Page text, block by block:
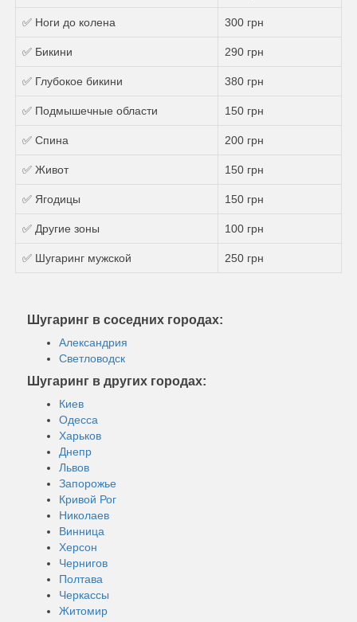
✅ Ноги до колена 300 грн
✅ Бикини 290 грн
✅ Глубокое бикини 380 грн
✅ Подмышечные области 150 грн
✅ Спина 200 грн
✅ Живот 150 грн
✅ Ягодицы 150 грн
✅ Другие зоны 100 грн
✅ Шугаринг мужской 250 грн
Шугаринг в соседних городах:
Александрия
Светловодск
Шугаринг в других городах:
Киев
Одесса
Харьков
Днепр
Львов
Запорожье
Кривой Рог
Николаев
Винница
Херсон
Чернигов
Полтава
Черкассы
Житомир